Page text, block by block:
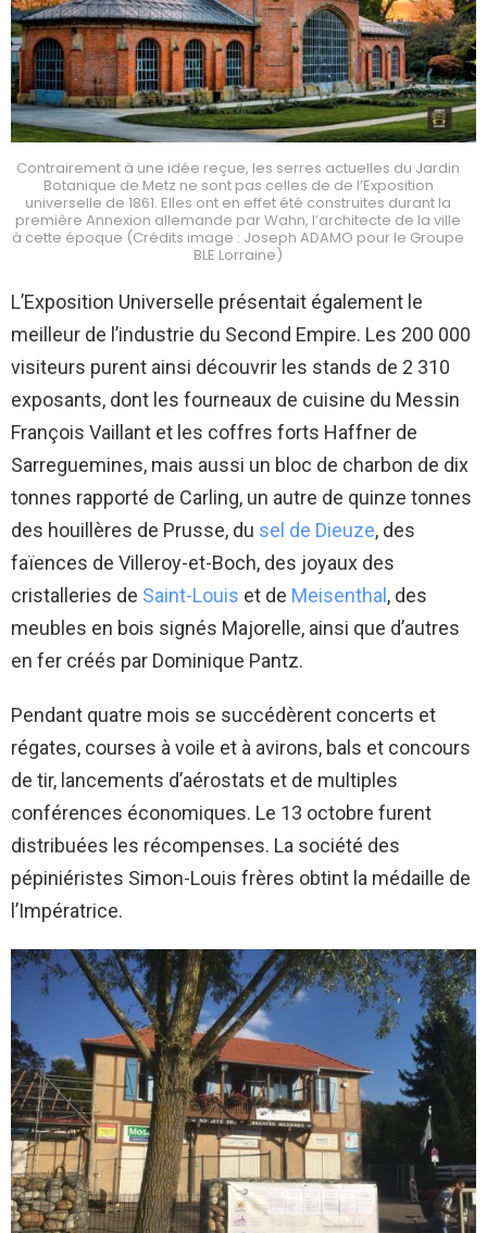
Contrairement à une idée reçue, les serres actuelles du Jardin
Botanique de Metz ne sont pas celles de de l’Exposition
universelle de 1861. Elles ont en effet été construites durant la
première Annexion allemande par Wahn, l’architecte de la ville
à cette époque (Crédits image : Joseph ADAMO pour le Groupe
BLE Lorraine)
L’Exposition Universelle présentait également le
meilleur de l’industrie du Second Empire. Les 200 000
visiteurs purent ainsi découvrir les stands de 2 310
exposants, dont les fourneaux de cuisine du Messin
François Vaillant et les coffres forts Haffner de
Sarreguemines, mais aussi un bloc de charbon de dix
tonnes rapporté de Carling, un autre de quinze tonnes
des houillères de Prusse, du sel de Dieuze, des
faïences de Villeroy-et-Boch, des joyaux des
cristalleries de Saint-Louis et de Meisenthal, des
meubles en bois signés Majorelle, ainsi que d’autres
en fer créés par Dominique Pantz.
Pendant quatre mois se succédèrent concerts et
régates, courses à voile et à avirons, bals et concours
de tir, lancements d’aérostats et de multiples
conférences économiques. Le 13 octobre furent
distribuées les récompenses. La société des
pépiniéristes Simon-Louis frères obtint la médaille de
l’Impératrice.